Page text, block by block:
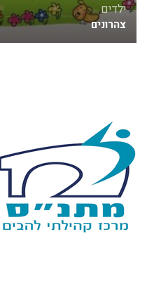
ילדים
צהרונים